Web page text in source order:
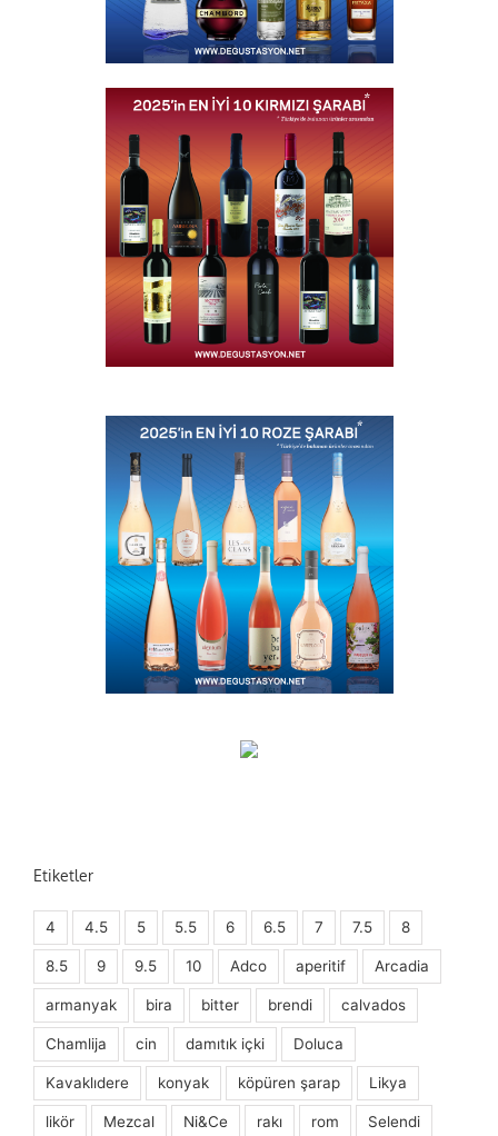
Etiketler
4 4.5 5 5.5 6 6.5 7 7.5 8
8.5 9 9.5 10 Adco aperitif Arcadia
armanyak bira bitter brendi calvados
Chamlija cin damıtık içki Doluca
Kavaklıdere konyak köpüren şarap Likya
likör Mezcal Ni&Ce rakı rom Selendi